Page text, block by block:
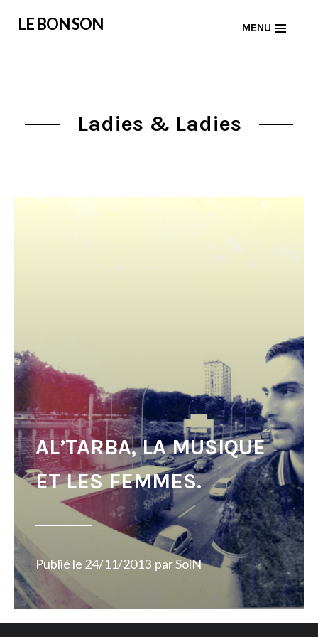
LE BON SON MENU
Ladies & Ladies
AL’TARBA, LA MUSIQUE
ET LES FEMMES.
Publié le 24/11/2013 parSolN